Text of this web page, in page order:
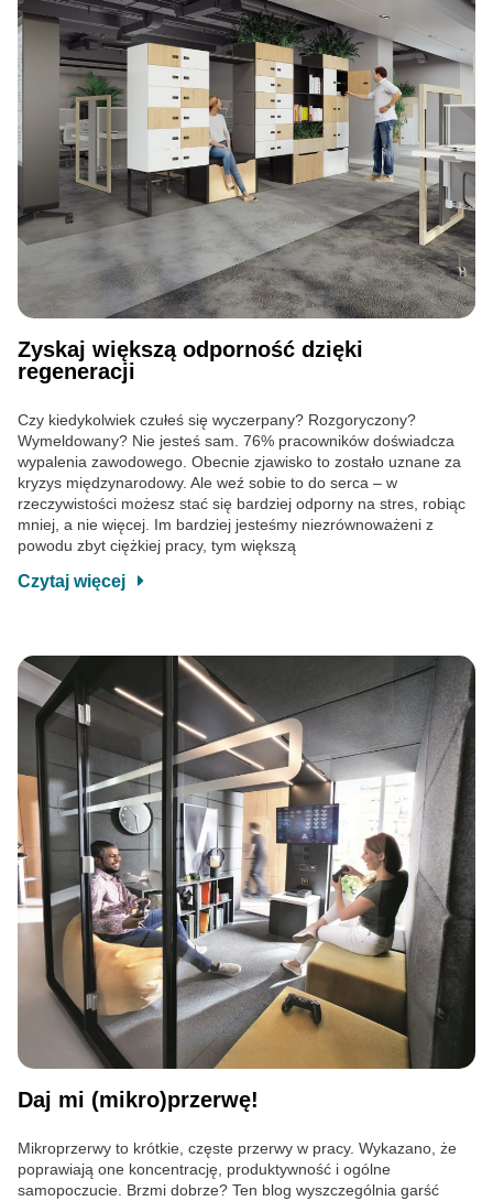
Zyskaj większą odporność dzięki
regeneracji
Czy kiedykolwiek czułeś się wyczerpany? Rozgoryczony?
Wymeldowany? Nie jesteś sam. 76% pracowników doświadcza
wypalenia zawodowego. Obecnie zjawisko to zostało uznane za
kryzys międzynarodowy. Ale weź sobie to do serca – w
rzeczywistości możesz stać się bardziej odporny na stres, robiąc
mniej, a nie więcej. Im bardziej jesteśmy niezrównoważeni z
powodu zbyt ciężkiej pracy, tym większą
Czytaj więcej
Daj mi (mikro)przerwę!
Mikroprzerwy to krótkie, częste przerwy w pracy. Wykazano, że
poprawiają one koncentrację, produktywność i ogólne
samopoczucie. Brzmi dobrze? Ten blog wyszczególnia garść